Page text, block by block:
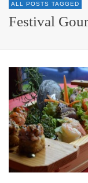
ALL POSTS TAGGED
Festival